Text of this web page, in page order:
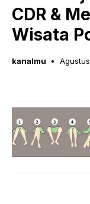
CDR &
Wisata
kanalmu